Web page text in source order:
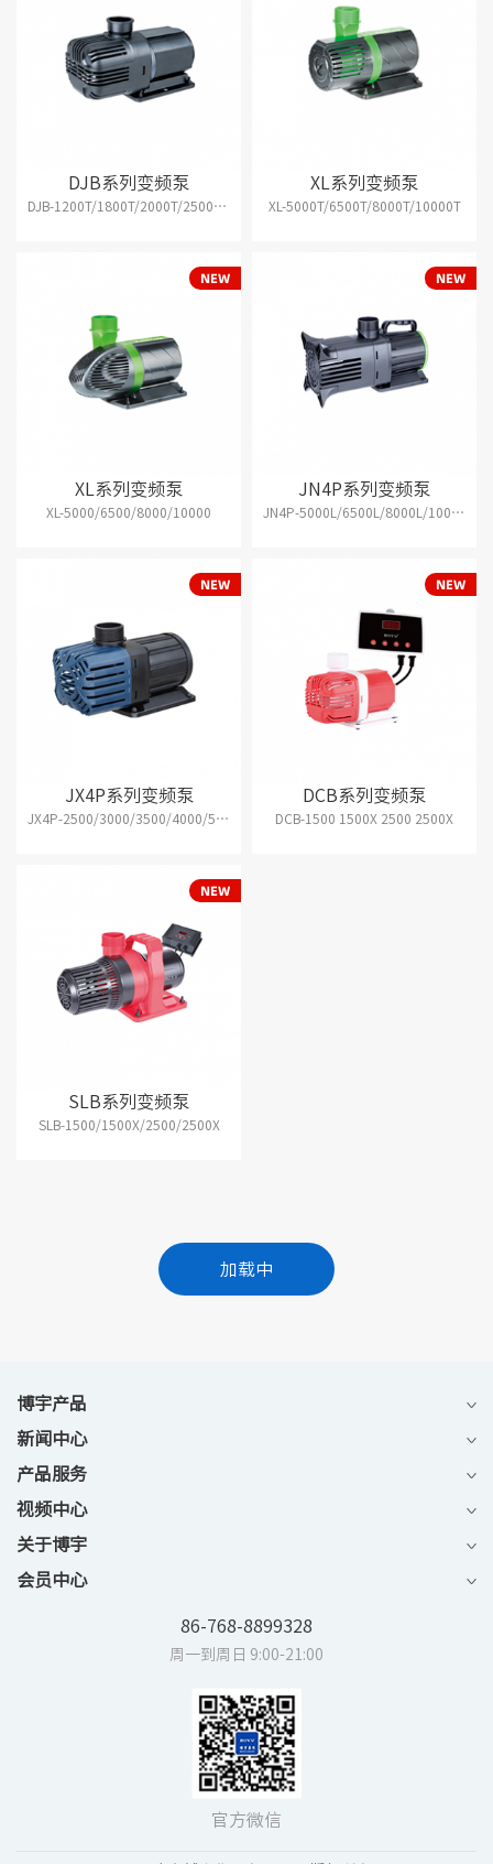
DJB系列变频泵
DJB-1200T/1800T/2000T/2500T/1200/1800/2000/2500
XL系列变频泵
XL-5000T/6500T/8000T/10000T
XL系列变频泵
XL-5000/6500/8000/10000
JN4P系列变频泵
JN4P-5000L/6500L/8000L/10000L/13000L/15000L/18000L/20000L
JX4P系列变频泵
JX4P-2500/3000/3500/4000/5000
DCB系列变频泵
DCB-1500 1500X 2500 2500X
SLB系列变频泵
SLB-1500/1500X/2500/2500X
加载中
博宇产品
新闻中心
产品服务
视频中心
关于博宇
会员中心
86-768-8899328
周一到周日 9:00-21:00
官方微信